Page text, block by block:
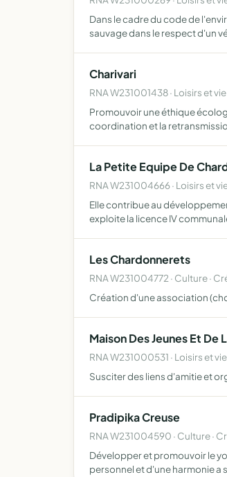
Dans le cadre du code de
sauvage dans le respect d'un
Charivari
RNA W231001438 · Loisirs et
Promouvoir une éthique
coordination et la
La Petite Equipe De
RNA W231004666 · Loisirs et
Elle contribue au
exploite la licence IV
Les Chardonnerets
RNA W231004772 · Culture ·
Création d'une association
Maison Des Jeunes Et
RNA W231000531 · Loisirs et
Susciter des liens d'amitie et
Pradipika Creuse
RNA W231004590 · Culture ·
Développer et promouvoir le
personnel et d'une harmonie a